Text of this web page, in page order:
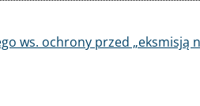
ws. ochrony przed „eksmisją